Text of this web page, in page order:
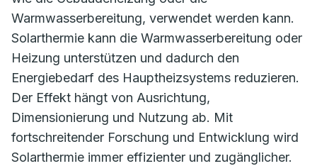
Warmwasserbereitung, verwendet werden kann.
Solarthermie kann die Warmwasserbereitung oder
Heizung unterstützen und dadurch den
Energiebedarf des Hauptheizsystems reduzieren.
Der Effekt hängt von Ausrichtung,
Dimensionierung und Nutzung ab. Mit
fortschreitender Forschung und Entwicklung wird
Solarthermie immer effizienter und zugänglicher.